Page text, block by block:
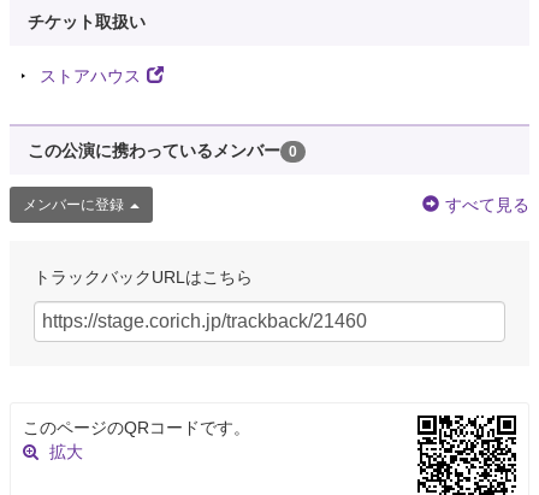
チケット取扱い
ストアハウス
この公演に携わっているメンバー 0
メンバーに登録 すべて見る
トラックバックURLはこちら
このページのQRコードです。
拡大